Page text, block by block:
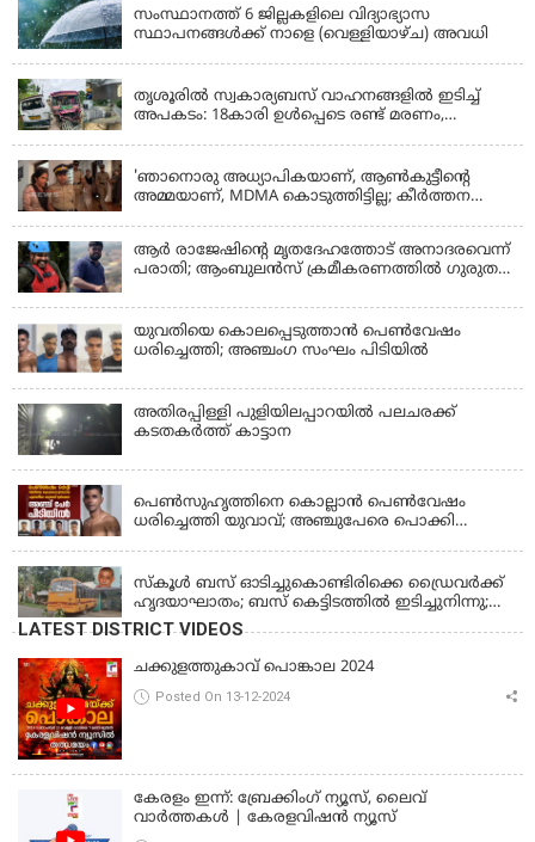
സംസ്ഥാനത്ത് 6 ജില്ലകളിലെ വിദ്യാഭ്യാസ
സ്ഥാപനങ്ങൾക്ക് നാളെ (വെള്ളിയാഴ്ച) അവധി
തൃശൂരിൽ സ്വകാര്യബസ് വാഹനങ്ങളില്‍ ഇടിച്ച്
അപകടം: 18കാരി ഉൾപ്പെടെ രണ്ട് മരണം,
'ഞാനൊരു അധ്യാപികയാണ്, ആണ്‍കുട്ടീന്റെ
അമ്മയാണ്‌, MDMA കൊടുത്തിട്ടില്ല; കീർത്തന
ആര്‍ രാജേഷിന്റെ മൃതദേഹത്തോട് അനാദരവെന്ന്
പരാതി; ആംബുലന്‍സ് ക്രമീകരണത്തില്‍ ഗുരുതര
ഫ്രീസര്‍ സംവിധാനം ഇല്ലാതെയെന്നും ആരോപണം
യുവതിയെ കൊലപ്പെടുത്താൻ പെൺവേഷം
ധരിച്ചെത്തി; അഞ്ചംഗ സംഘം പിടിയിൽ
അതിരപ്പിള്ളി പുളിയിലപ്പാറയിൽ പലചരക്ക്
കടതകർത്ത് കാട്ടാന
പെണ്‍സുഹൃത്തിനെ കൊല്ലാന്‍ പെണ്‍വേഷം
ധരിച്ചെത്തി യുവാവ്; അഞ്ചുപേരെ പൊക്കി
സ്കൂൾ ബസ് ഓടിച്ചുകൊണ്ടിരിക്കെ ഡ്രൈവർക്ക്
ഹൃദയാഘാതം; ബസ് കെട്ടിടത്തിൽ ഇടിച്ചുനിന്നു;
ഡ്രൈവർ മരിച്ചു, രണ്ട് കുട്ടികൾക്ക് പരിക്ക്
LATEST DISTRICT VIDEOS
ചക്കുളത്തുകാവ് പൊങ്കാല 2024
Posted On 13-12-2024
കേരളം ഇന്ന്: ബ്രേക്കിംഗ് ന്യൂസ്, ലൈവ്
വാർത്തകൾ | കേരളവിഷൻ ന്യൂസ്